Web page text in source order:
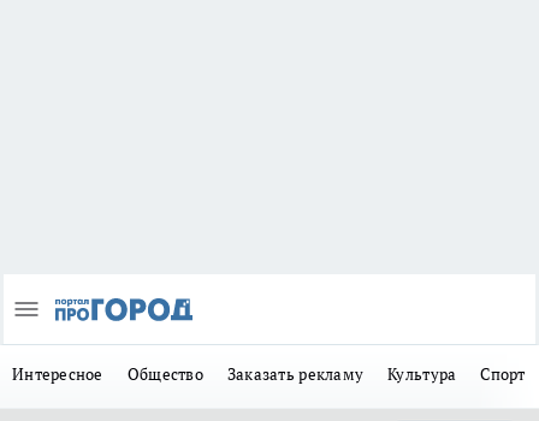
Интересное Общество Заказать рекламу Культура Спорт